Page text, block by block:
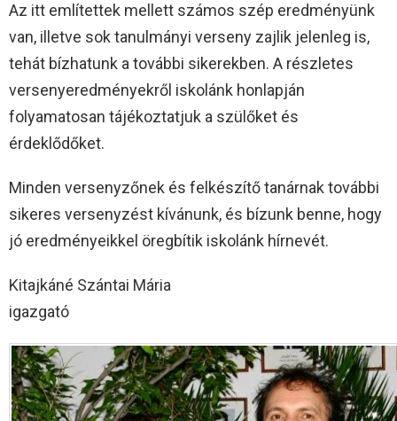
Az itt említettek mellett számos szép eredményünk
van, illetve sok tanulmányi verseny zajlik jelenleg is,
tehát bízhatunk a további sikerekben. A részletes
versenyeredményekről iskolánk honlapján
folyamatosan tájékoztatjuk a szülőket és
érdeklődőket.
Minden versenyzőnek és felkészítő tanárnak további
sikeres versenyzést kívánunk, és bízunk benne, hogy
jó eredményeikkel öregbítik iskolánk hírnevét.
Kitajkáné Szántai Mária
igazgató